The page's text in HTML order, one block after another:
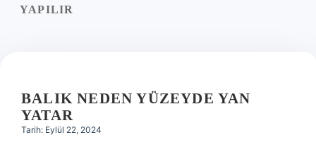
YAPILIR
BALIK NEDEN YÜZEYDE YAN
YATAR
Tarih: Eylül 22, 2024